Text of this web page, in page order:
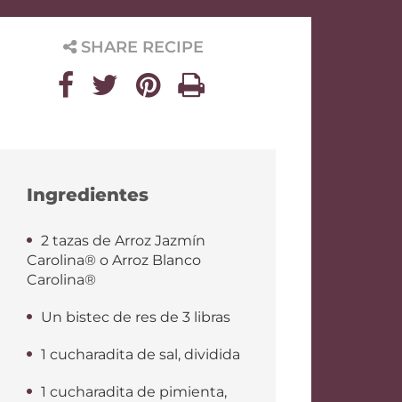
SHARE RECIPE
Ingredientes
2 tazas de Arroz Jazmín
Carolina® o Arroz Blanco
Carolina®
Un bistec de res de 3 libras
1 cucharadita de sal, dividida
1 cucharadita de pimienta,